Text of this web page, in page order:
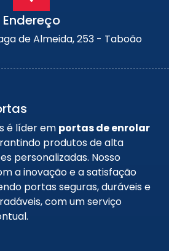
Endereço
de Almeida, 253 - Taboão
é líder em portas de enrolar
produtos de alta
personalizadas. Nosso
a inovação e a satisfação
portas seguras, duráveis e
com um serviço